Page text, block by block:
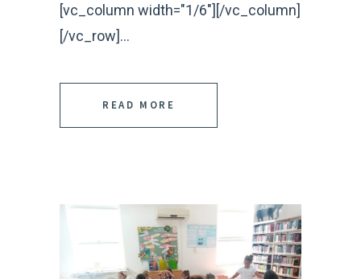
[vc_column width="1/6"][/vc_column]
[/vc_row]...
READ MORE